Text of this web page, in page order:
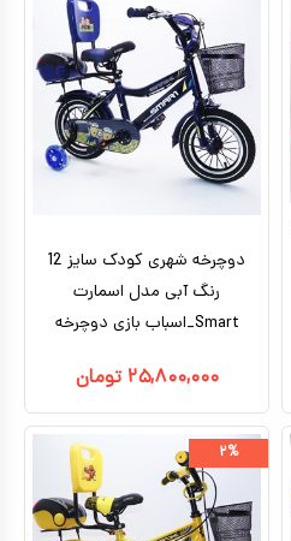
اسباب بازی ورزشی
موسیقی
کیف و کوله پشتی
اسباب بازی علمی
اسباب بازی لوازم خانگی
اتاق کودک
دوچرخه شهری کودک سایز 12
رنگ آبی مدل اسمارت
Smart_اسباب بازی دوچرخه
۲۵,۸۰۰,۰۰۰ تومان
۲%